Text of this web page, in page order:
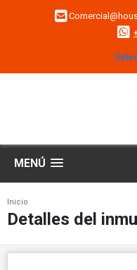
MENÚ
Inicio
Detalles del